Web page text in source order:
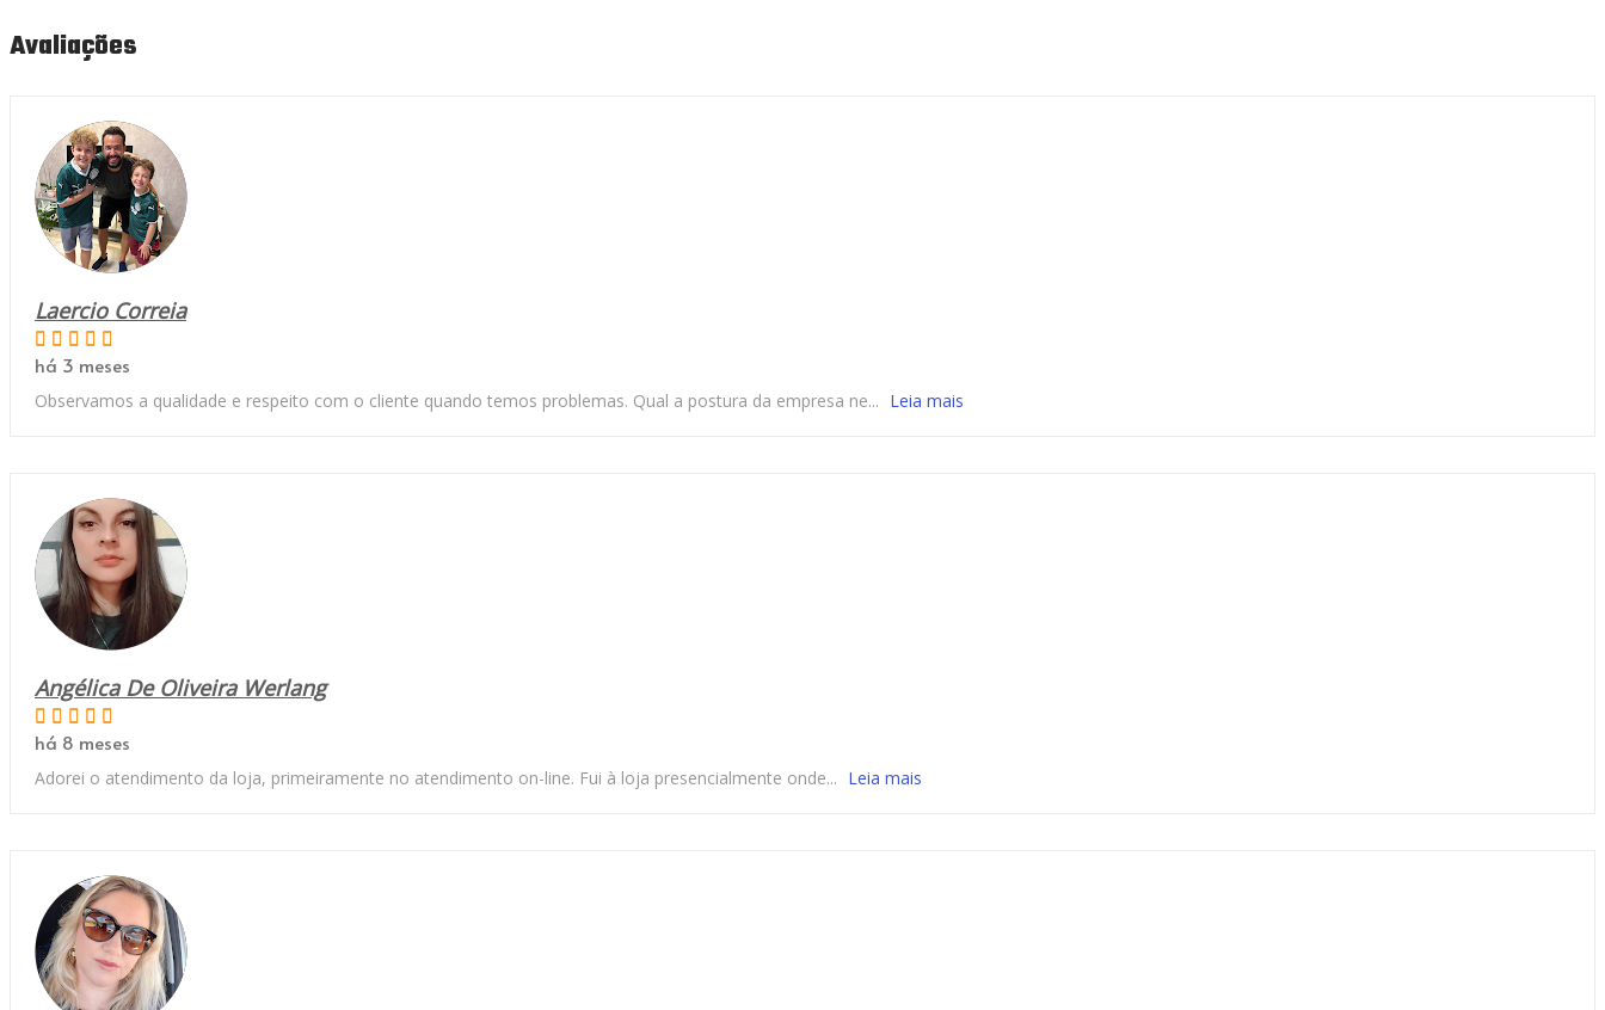
Avaliações
Laercio Correia
há 3 meses
Observamos a qualidade e respeito com o cliente quando temos problemas. Qual a postura da empresa ne... Leia mais
Angélica De Oliveira Werlang
há 8 meses
Adorei o atendimento da loja, primeiramente no atendimento on-line. Fui à loja presencialmente onde... Leia mais